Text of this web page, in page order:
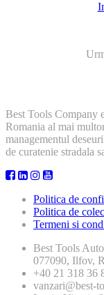
Best Tools Company
Romania al mai
managementul
de curatenie stradala
Politica de
Politica de
Termeni si
Best Tools
077090, Ilfov,
+40 21 318 36
vanzari@best-